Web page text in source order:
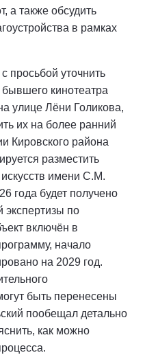
а также обсудить
в рамках
просьбой уточнить
бывшего кинотеатра
улице Лёни Голикова,
их на более ранний
Кировского района
разместить
имени С.М.
года будет получено
экспертизы по
включён в
начало
на 2029 год.
быть перенесены
пообещал детально
как можно